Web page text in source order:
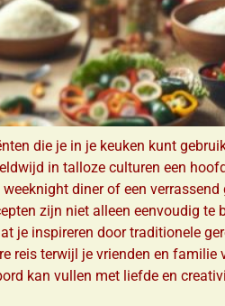
die je in je keuken kunt
in talloze culturen een
diner of een
zijn niet alleen eenvoudig te
je inspireren door traditionele
reis terwijl je vrienden en
kan vullen met liefde en